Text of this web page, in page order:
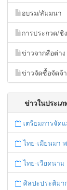
อบรม/สัมมนา
การประกวด/ชิ
ข่าวจากสือต่าง
ข่าวจัดซื้อจัดจ้
ข่าวในประเภ
เตรียมการจัดแสดงดน
ไทย-เมียนมา พร้อมร่วมมือแก้
ไทย-เวียดนาม ยกระดับค
ศิลปะประติมากรรม